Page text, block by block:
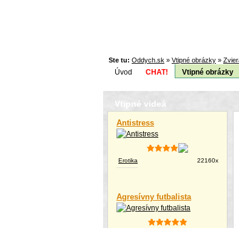
Ste tu: Oddych.sk » Vtipné obrázky »
Úvod
CHAT! Vtipné obrázky
Vtipné videá
Antistress
Erotika 22160x
Agresívny futbalista